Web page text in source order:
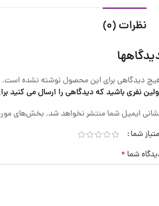
نظرات (0)
دیدگاهی برای این محصول نوشته نشده است.
نفری باشید که دیدگاهی را ارسال می
ایمیل شما منتشر نخواهد شد. بخش‌های
شما
شما *